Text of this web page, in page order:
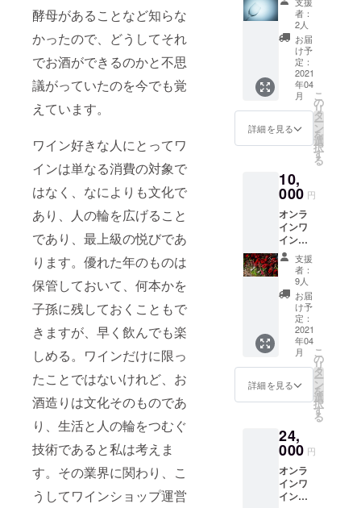
酵母があることなど知らな
かったので、どうしてそれ
でお酒ができるのかと不思
議がっていたのを今でも覚
えています。
ワイン好きな人にとってワ
インは単なる消費の対象で
はなく、なによりも文化で
あり、人の輪を広げること
であり、最上級の悦びであ
ります。優れた年のものは
保管しておいて、何本かを
子孫に残しておくこともで
きますが、早く飲んでも楽
しめる。ワインだけに限っ
たことではないけれど、お
酒造りは文化そのものであ
り、生活と人の輪をつむぐ
技術であると私は考えま
す。その業界に関わり、こ
うしてワインショップ運営
好きなので
お店ではピ
アノを用い
て定期的に
生演奏が催
る。 「映画
いうテーマ
でセミナー
講師や、ワ
イン雑誌
「WINE-
WHAT
online」に
て、ワイン
ライターと
しても活動
中。
分の参
加権で
す。 事
前にお
飲み物
（蜂蜜
から
造った
ミード
酒）の
お届け
をしま
定公開
アドレ
スによ
るオン
ライン
ワイン
バーご
視聴で
きま
す。 動
画で
は、プ
ミュー
ジシャ
ンや、
ミード
方々が
同じ
ミード
酒を飲
んで、
トーク
者：
2人
お届
け予
定：
2021
年04
月
詳細を見る
こ
の
リ
タ
ー
ン
を
選
択
す
る
10,
000 円
オンラ
インワ
イン
バー1回
分の参
加権で
す。 事
前にワ
インの
お届け
をしま
す。 限
定公開
アドレ
スによ
るオン
ワイン
バーご
視聴で
きま
す。 動
画で
支援
者：
9人
お届
け予
定：
2021
年04
月
詳細を見る
こ
の
リ
タ
ー
ン
を
選
択
す
る
24,
000 円
オンラ
インワ
イン